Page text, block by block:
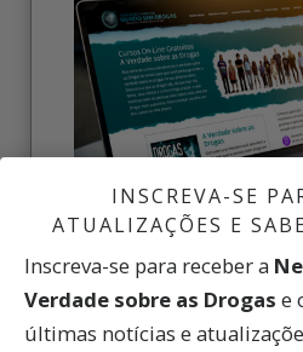
Aprenda A Verdade sobre
nos cursos on-line gratuitos
INSCREVA-SE
ATUALIZAÇÕES E
Inscreva-se para receber a
Verdade sobre as Drogas e
últimas notícias e